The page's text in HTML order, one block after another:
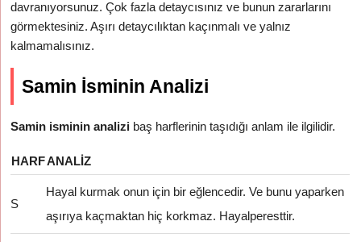
davranıyorsunuz. Çok fazla detaycısınız ve bunun zararlarını
görmektesiniz. Aşırı detaycılıktan kaçınmalı ve yalnız
kalmamalısınız.
Samin İsminin Analizi
Samin isminin analizi baş harflerinin taşıdığı anlam ile ilgilidir.
HARFANALIZ
S
Hayal kurmak onun için bir eğlencedir. Ve bunu yaparken
aşırıya kaçmaktan hiç korkmaz. Hayalperesttir.